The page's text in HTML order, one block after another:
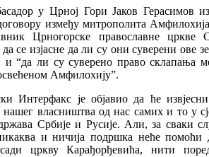
у Црној Гори Јаков Герасимов
између митрополита
Црногорске православне цркве
се изјасне да ли су они суверени ове
и “да ли су суверено право склапања
Амфилохију”.
Интерфакс је објавио да ће
нашег власништва од нас самих и то у
Србије и Русије. Али, за сваки
и ничија подршка неће
цркву Карађорђевића, нити